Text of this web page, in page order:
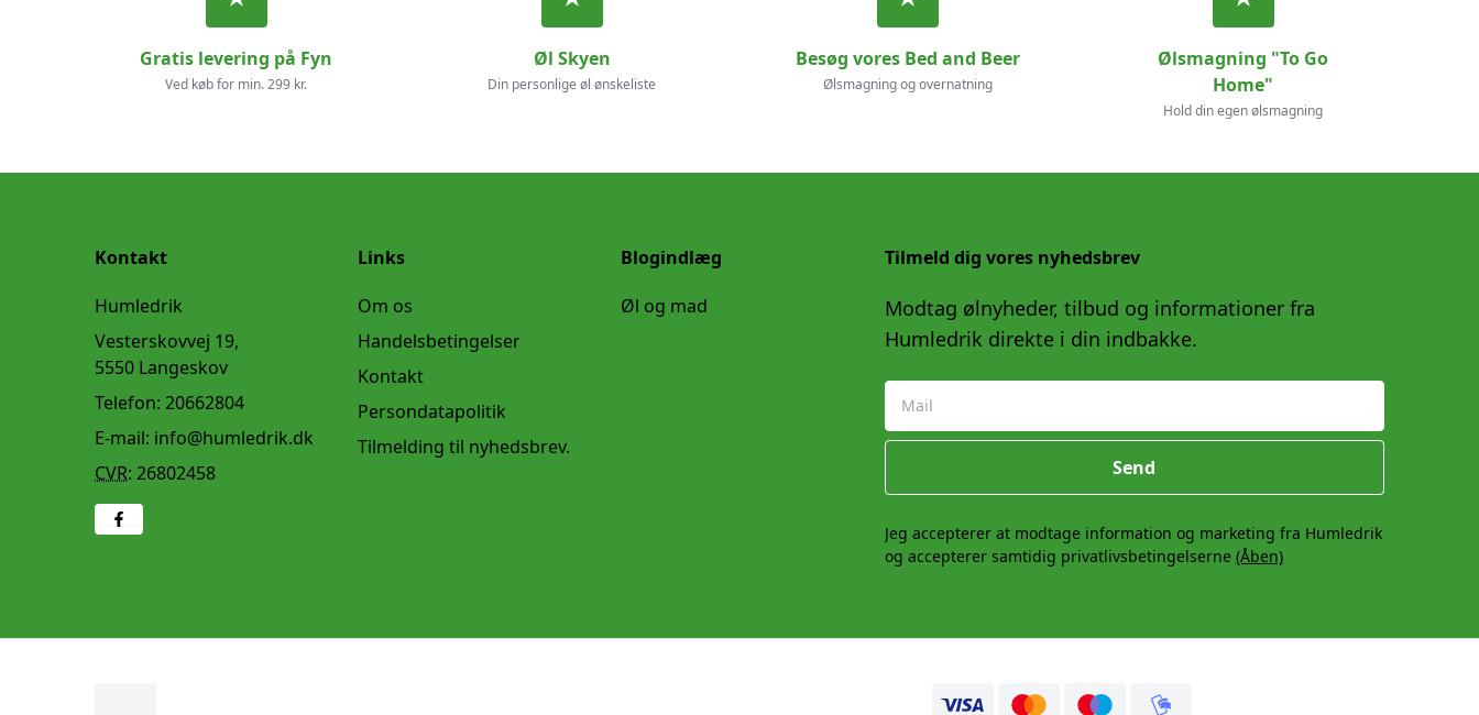
Gratis levering på Fyn
Ved køb for min. 299 kr.
Øl Skyen
Din personlige øl ønskeliste
Besøg vores Bed and Beer
Ølsmagning og overnatning
Ølsmagning "To Go
Home"
Hold din egen ølsmagning
Kontakt
Humledrik
Vesterskovvej 19,
5550 Langeskov
Telefon: 20662804
E-mail: info@humledrik.dk
CVR: 26802458
Links
Om os
Handelsbetingelser
Kontakt
Persondatapolitik
Tilmelding til nyhedsbrev.
Blogindlæg
Øl og mad
Tilmeld dig vores nyhedsbrev
Modtag ølnyheder, tilbud og informationer fra
Humledrik direkte i din indbakke.
Send
Jeg accepterer at modtage information og marketing fra Humledrik
og accepterer samtidig privatlivsbetingelserne (Åben)